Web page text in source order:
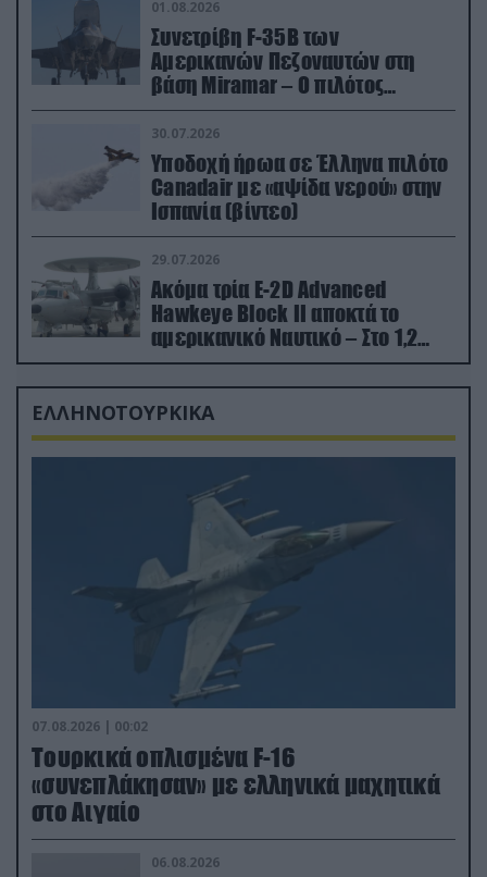
01.08.2026
Συνετρίβη F-35B των
Αμερικανών Πεζοναυτών στη
βάση Miramar – Ο πιλότος
εκτινάχθηκε εγκαίρως
30.07.2026
Υποδοχή ήρωα σε Έλληνα πιλότο
Canadair με «αψίδα νερού» στην
Ισπανία (βίντεο)
29.07.2026
Ακόμα τρία E-2D Advanced
Hawkeye Block II αποκτά το
αμερικανικό Ναυτικό – Στο 1,2
δισ.δολάρια το κόστος
ΕΛΛΗΝΟΤΟΥΡΚΙΚΑ
07.08.2026 | 00:02
Τουρκικά οπλισμένα F-16
«συνεπλάκησαν» με ελληνικά μαχητικά
στο Αιγαίο
06.08.2026